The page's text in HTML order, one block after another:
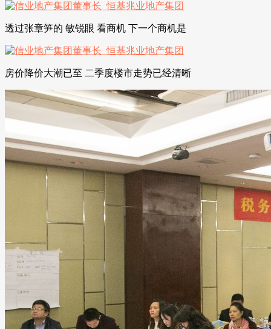
透过张章笋的 敏锐眼 看商机 下一个商机是
房价降价大潮已至 二季度楼市走势已经清晰